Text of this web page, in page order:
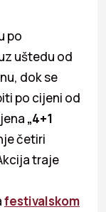
po
uštedu od
dok se
po cijeni od
„4+1
četiri
traje
festivalskom